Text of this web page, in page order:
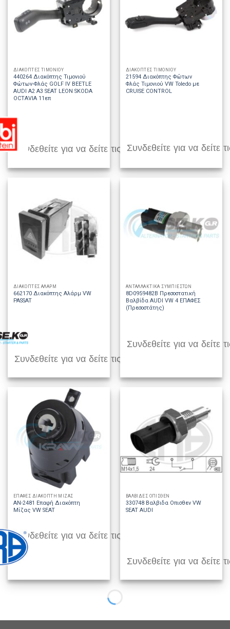
ΔΙΑΚΟΠΤΕΣ ΤΙΜΟΝΙΟΥ
440264 Διακόπτης Τιμονιού
Φώτων-Φλάς GOLF IV BEETLE
AUDI A2 A3 SEAT LEON SKODA
OCTAVIA 11επ
Συνδεθείτε για να δείτε τις τιμές
ΔΙΑΚΟΠΤΕΣ ΤΙΜΟΝΙΟΥ
21594 Διακόπτης Φώτων
Φλάς Τιμονιού VW Toledo με
CRUISE CONTROL
Συνδεθείτε για να δείτε
ΔΙΑΚΟΠΤΕΣ ΑΛΑΡΜ
662170 Διακόπτης Αλάρμ VW
PASSAT
Συνδεθείτε για να δείτε τις τιμές
ΑΝΤΑΛΛΑΚΤΙΚΑ ΣΥΜΠΙΕΣΤΩΝ
8D0959482B Πρεσοστατική
Βαλβίδα AUDI VW 4 ΕΠΑΦΕΣ
(Πρεσοστάτης)
Συνδεθείτε για να δείτε
ΕΠΑΦΕΣ ΔΙΑΚΟΠΤΗ ΜΙΖΑΣ
AN-2481 Επαφή Διακόπτη
Μίζας VW SEAT
Συνδεθείτε για να δείτε τις τιμές
ΒΑΛΒΙΔΕΣ ΟΠΙΣΘΕΝ
330748 Βαλβιδα Οπισθεν VW
SEAT AUDI
Συνδεθείτε για να δείτε